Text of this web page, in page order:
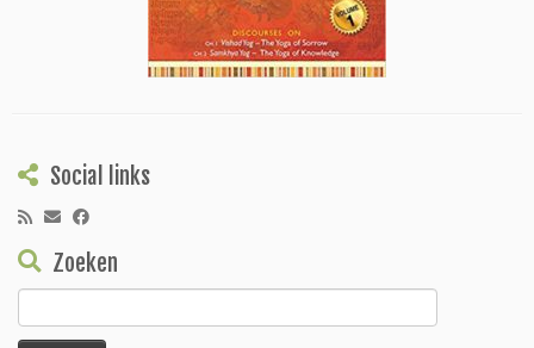
Social links
Zoeken
naar: